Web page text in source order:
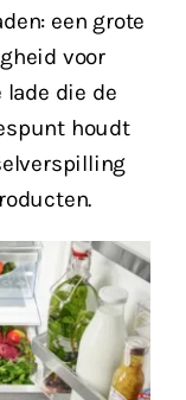
een grote
voor
lade die de
houdt